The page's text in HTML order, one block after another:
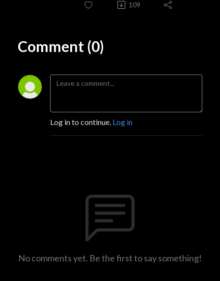
109
Comment (0)
Log in to continue. Log in
No comments yet. Be the first to say something!